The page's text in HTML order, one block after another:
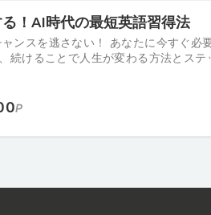
！AI時代の最短英語習得法
ンスを逃さない！ あなたに今すぐ必
続けることで人生が変わる方法とステ
P